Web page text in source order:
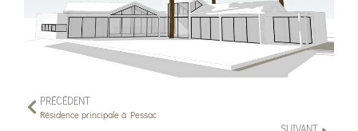
PRÉCÉDENT
Résidence principale à Pessac